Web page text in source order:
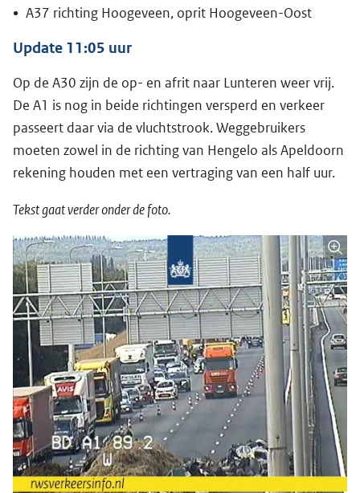
A37 richting Hoogeveen, oprit Hoogeveen-Oost
Update 11:05 uur
Op de A30 zijn de op- en afrit naar Lunteren weer vrij.
De A1 is nog in beide richtingen versperd en verkeer
passeert daar via de vluchtstrook. Weggebruikers
moeten zowel in de richting van Hengelo als Apeldoorn
rekening houden met een vertraging van een half uur.
Tekst gaat verder onder de foto.